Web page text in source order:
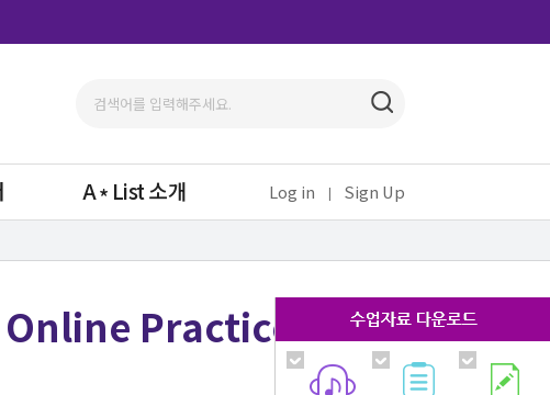
A List 소개 Log in Sign Up
Practice)